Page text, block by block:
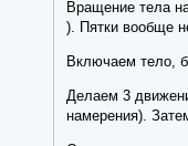
Вращение тела
). Пятки вообще
Включаем тело,
Делаем 3
намерения).